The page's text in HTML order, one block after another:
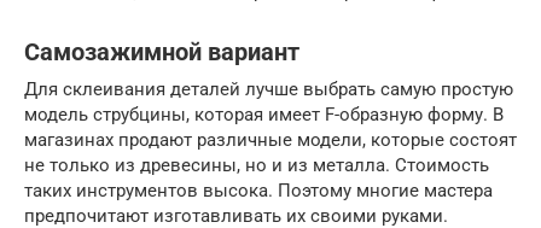
Самозажимной вариант
Для склеивания деталей лучше выбрать самую простую
модель струбцины, которая имеет F-образную форму. В
магазинах продают различные модели, которые состоят
не только из древесины, но и из металла. Стоимость
таких инструментов высока. Поэтому многие мастера
предпочитают изготавливать их своими руками.